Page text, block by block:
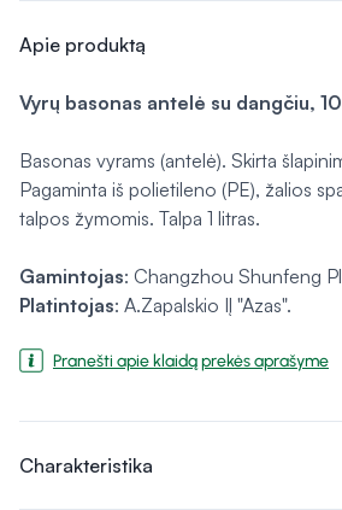
Apie produktą
Vyrų basonas antelė su dangčiu,
Basonas vyrams (antelė). Skirta
Pagaminta iš polietileno (PE), žalios
talpos žymomis. Talpa 1 litras.
Gamintojas: Changzhou Shunfeng
Platintojas: A.Zapalskio IĮ "Azas".
Pranešti apie klaidą prekės aprašyme
Charakteristika